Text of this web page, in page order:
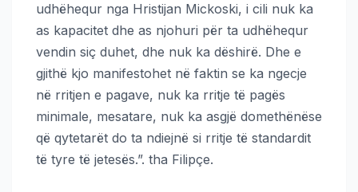
udhëhequr nga Hristijan Mickoski, i cili nuk ka
as kapacitet dhe as njohuri për ta udhëhequr
vendin siç duhet, dhe nuk ka dëshirë. Dhe e
gjithë kjo manifestohet në faktin se ka ngecje
në rritjen e pagave, nuk ka rritje të pagës
minimale, mesatare, nuk ka asgjë domethënëse
që qytetarët do ta ndiejnë si rritje të standardit
të tyre të jetesës.”. tha Filipçe.